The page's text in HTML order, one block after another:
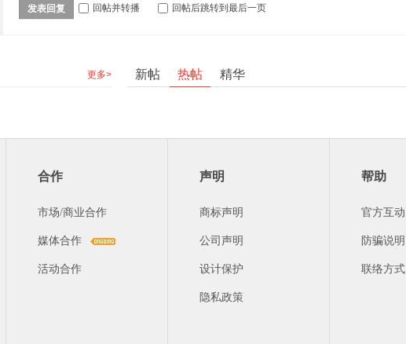
发表回复 回帖并转播 回帖后跳转到最后一页
更多> 新帖 热帖 精华
合作
市场/商业合作
媒体合作
活动合作
声明
商标声明
公司声明
设计保护
隐私政策
帮助
官方互动
防骗说明
联络方式